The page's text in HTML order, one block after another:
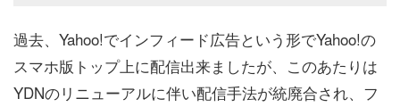
過去、Yahoo!でインフィード広告という形でYahoo!の
スマホ版トップ上に配信出来ましたが、このあたりは
YDNのリニューアルに伴い配信手法が統廃合され、フ